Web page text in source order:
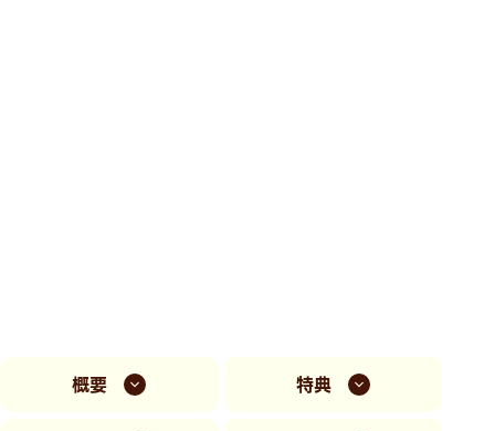
概要 特典